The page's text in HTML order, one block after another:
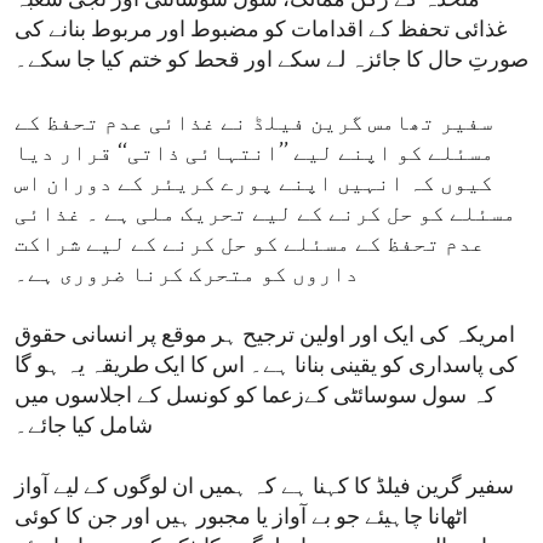
غذائی تحفظ کے اقدامات کو مضبوط اور مربوط بنانے کی
صورتِ حال کا جائزہ لے سکے اور قحط کو ختم کیا جا سکے۔
سفیر تھامس گرین فیلڈ نے غذائی عدم تحفظ کے
مسئلے کو اپنے لیے ’’انتہائی ذاتی‘‘ قرار دیا
کیوں کہ انہیں اپنے پورے کریئر کے دوران اس
مسئلے کو حل کرنے کے لیے تحریک ملی ہے ۔ غذائی
عدم تحفظ کے مسئلے کو حل کرنے کے لیے شراکت
داروں کو متحرک کرنا ضروری ہے۔
امریکہ کی ایک اور اولین ترجیح ہر موقع پر انسانی حقوق
کی پاسداری کو یقینی بنانا ہے۔ اس کا ایک طریقہ یہ ہو گا
کہ سول سوسائٹی کےزعما کو کونسل کے اجلاسوں میں
شامل کیا جائے۔
سفیر گرین فیلڈ کا کہنا ہے کہ ہمیں ان لوگوں کے لیے آواز
اٹھانا چاہیئے جو بے آواز یا مجبور ہیں اور جن کا کوئی